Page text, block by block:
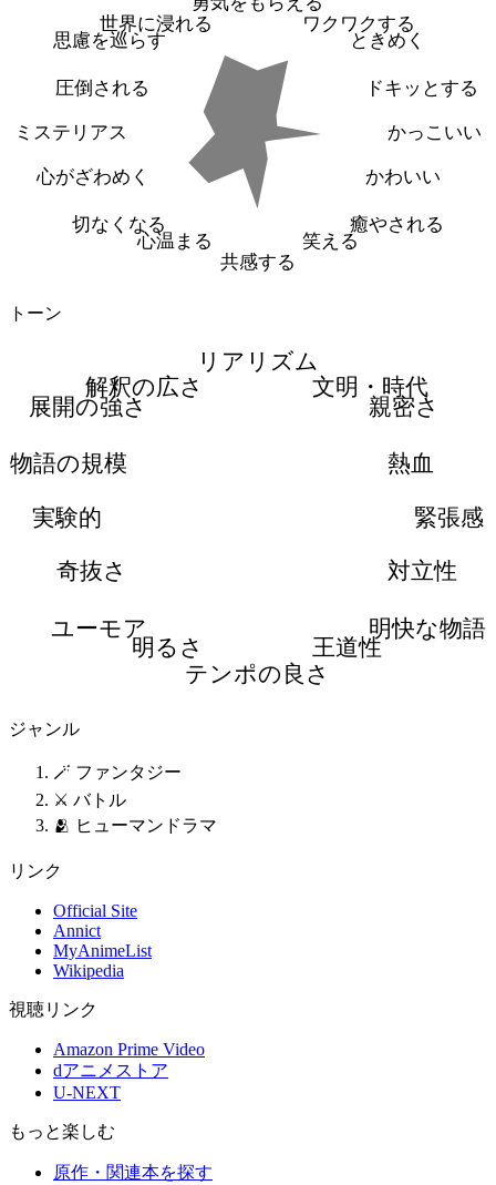
ワクワクする
ときめく
ドキッとする
かっこいい
かわいい
癒やされる
笑える
共感する
心温まる
切なくなる
心がざわめく
ミステリアス
圧倒される
思慮を巡らす
世界に浸れる
トーン
リアリズム
文明・時代
親密さ
熱血
緊張感
対立性
明快な物語
王道性
テンポの良さ
明るさ
ユーモア
奇抜さ
実験的
物語の規模
展開の強さ
解釈の広さ
ジャンル
🪄 ファンタジー
⚔️ バトル
🫂 ヒューマンドラマ
リンク
Official Site
Annict
MyAnimeList
Wikipedia
視聴リンク
Amazon Prime Video
dアニメストア
U-NEXT
もっと楽しむ
原作・関連本を探す